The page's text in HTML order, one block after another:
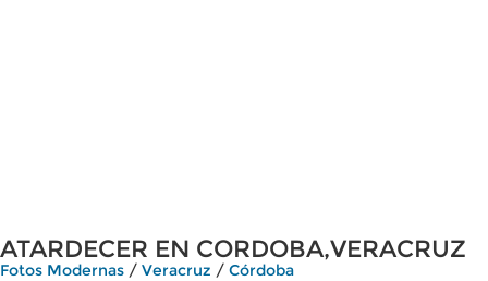
ATARDECER EN CORDOBA,VERACRUZ
Fotos Modernas / Veracruz / Córdoba